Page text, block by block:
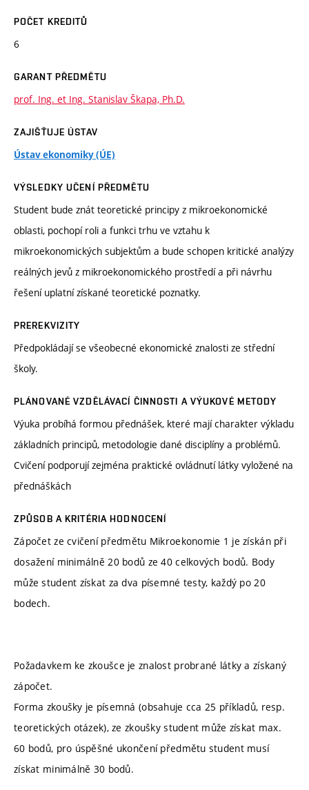
POČET KREDITŮ
6
GARANT PŘEDMĚTU
prof. Ing. et Ing. Stanislav Škapa, Ph.D.
ZAJIŠŤUJE ÚSTAV
Ústav ekonomiky (ÚE)
VÝSLEDKY UČENÍ PŘEDMĚTU
Student bude znát teoretické principy z mikroekonomické
oblasti, pochopí roli a funkci trhu ve vztahu k
mikroekonomických subjektům a bude schopen kritické analýzy
reálných jevů z mikroekonomického prostředí a při návrhu
řešení uplatní získané teoretické poznatky.
PREREKVIZITY
Předpokládají se všeobecné ekonomické znalosti ze střední
školy.
PLÁNOVANÉ VZDĚLÁVACÍ ČINNOSTI A VÝUKOVÉ METODY
Výuka probíhá formou přednášek, které mají charakter výkladu
základních principů, metodologie dané disciplíny a problémů.
Cvičení podporují zejména praktické ovládnutí látky vyložené na
přednáškách
ZPŮSOB A KRITÉRIA HODNOCENÍ
Zápočet ze cvičení předmětu Mikroekonomie 1 je získán při
dosažení minimálně 20 bodů ze 40 celkových bodů. Body
může student získat za dva písemné testy, každý po 20
bodech.
Požadavkem ke zkoušce je znalost probrané látky a získaný
zápočet.
Forma zkoušky je písemná (obsahuje cca 25 příkladů, resp.
teoretických otázek), ze zkoušky student může získat max.
60 bodů, pro úspěšné ukončení předmětu student musí
získat minimálně 30 bodů.